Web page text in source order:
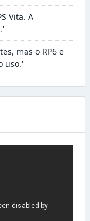
Vita. A
mas o RP6 e
uso.'